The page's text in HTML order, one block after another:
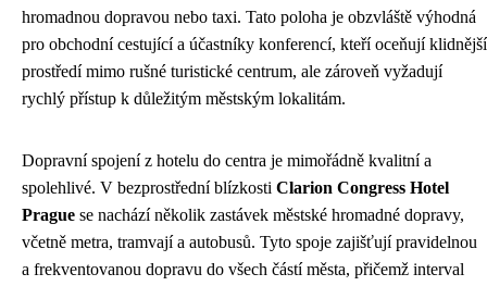
hromadnou dopravou nebo taxi. Tato poloha je obzvláště výhodná
pro obchodní cestující a účastníky konferencí, kteří oceňují klidnější
prostředí mimo rušné turistické centrum, ale zároveň vyžadují
rychlý přístup k důležitým městským lokalitám.
Dopravní spojení z hotelu do centra je mimořádně kvalitní a
spolehlivé. V bezprostřední blízkosti Clarion Congress Hotel
Prague se nachází několik zastávek městské hromadné dopravy,
včetně metra, tramvají a autobusů. Tyto spoje zajišťují pravidelnou
a frekventovanou dopravu do všech částí města, přičemž interval